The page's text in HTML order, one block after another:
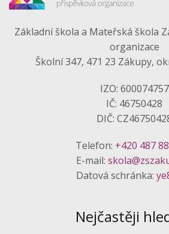
Základní škola a Mateřská škola
organizace
Školní 347, 471 23 Zákupy,
IZO: 600074757
IČ: 46750428
DIČ:
Telefon: +420 487
E-mail:
Datová schránka:
Nejčastěji